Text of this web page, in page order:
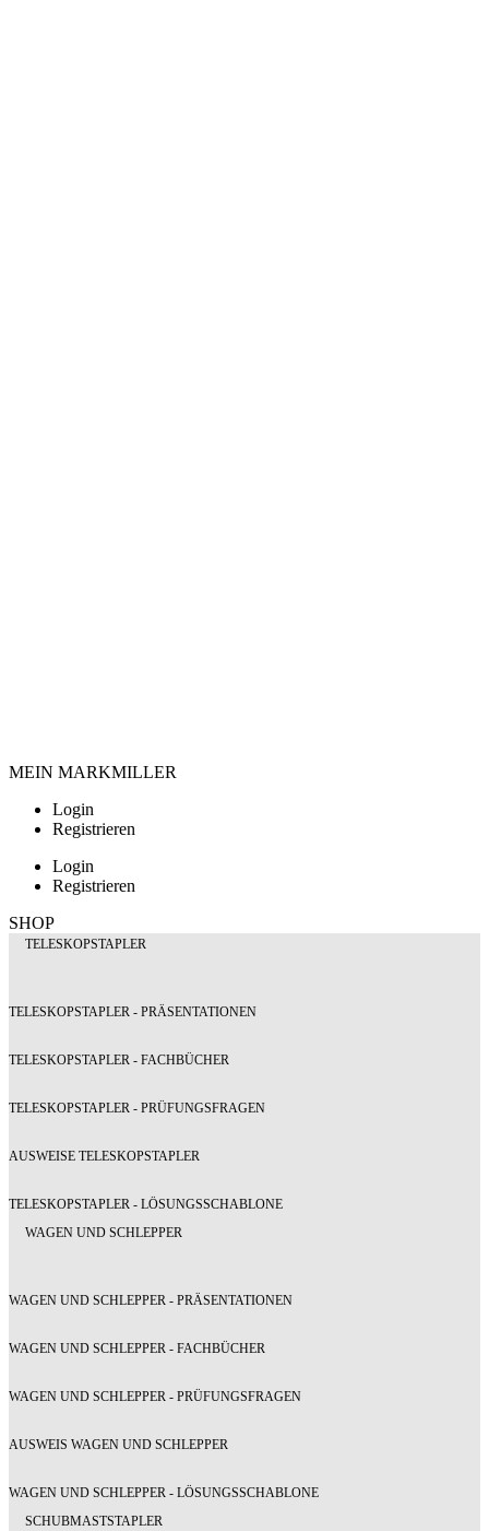
MEIN MARKMILLER
Login
Registrieren
Login
Registrieren
SHOP
TELESKOPSTAPLER
TELESKOPSTAPLER - PRÄSENTATIONEN
TELESKOPSTAPLER - FACHBÜCHER
TELESKOPSTAPLER - PRÜFUNGSFRAGEN
AUSWEISE TELESKOPSTAPLER
TELESKOPSTAPLER - LÖSUNGSSCHABLONE
WAGEN UND SCHLEPPER
WAGEN UND SCHLEPPER - PRÄSENTATIONEN
WAGEN UND SCHLEPPER - FACHBÜCHER
WAGEN UND SCHLEPPER - PRÜFUNGSFRAGEN
AUSWEIS WAGEN UND SCHLEPPER
WAGEN UND SCHLEPPER - LÖSUNGSSCHABLONE
SCHUBMASTSTAPLER